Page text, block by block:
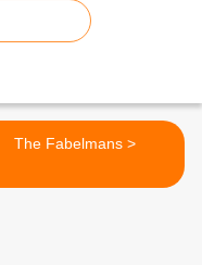
The Fabelmans >